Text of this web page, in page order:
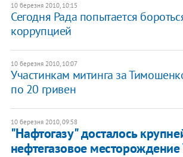
10 березня 2010, 10:15
Сегодня Рада попытается
коррупцией
10 березня 2010, 10:07
Участинкам митинга за
по 20 гривен
10 березня 2010, 09:58
"Нафтогазу" досталось
нефтегазовое